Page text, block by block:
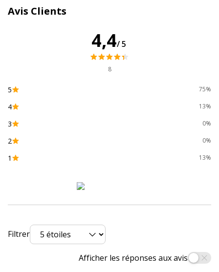
Extrémité à code couleur
Pointe bloquée
Pointe résistante à la
ligne (mm)
Matériau du produit
Type d'encre
Données d'identification
Données d'identification
Avis Clients
4,4/5
8
5 75%
4 13%
3 0%
2 0%
1 13%
Filtrer
Afficher les réponses aux avis